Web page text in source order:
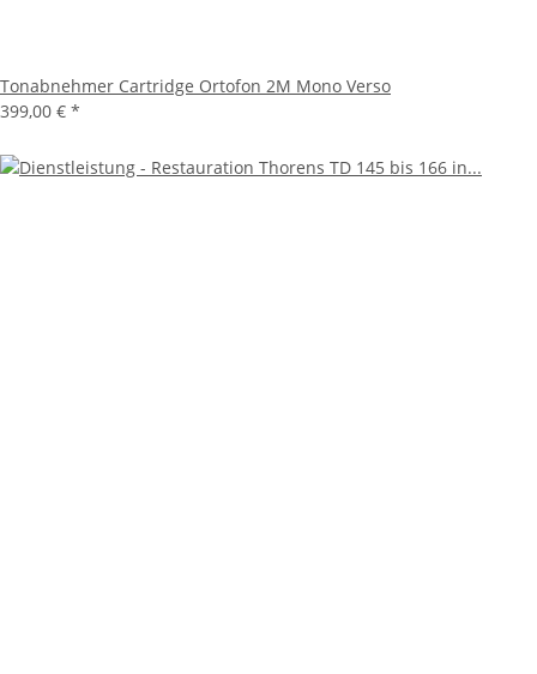
Tonabnehmer Cartridge Ortofon 2M Mono Verso
399,00 € *